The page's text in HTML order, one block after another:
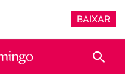
BAIXAR